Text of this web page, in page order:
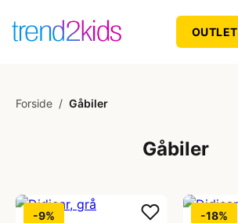
OUTLET
Forside / Gåbiler
Gåbiler
-9% -18%